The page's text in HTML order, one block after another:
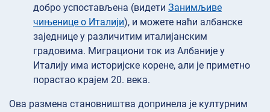
добро успостављена (видети Занимљиве
чињенице о Италији), и можете наћи албанске
заједнице у различитим италијанским
градовима. Миграциони ток из Албаније у
Италију има историјске корене, али је приметно
порастао крајем 20. века.
Ова размена становништва допринела је културним